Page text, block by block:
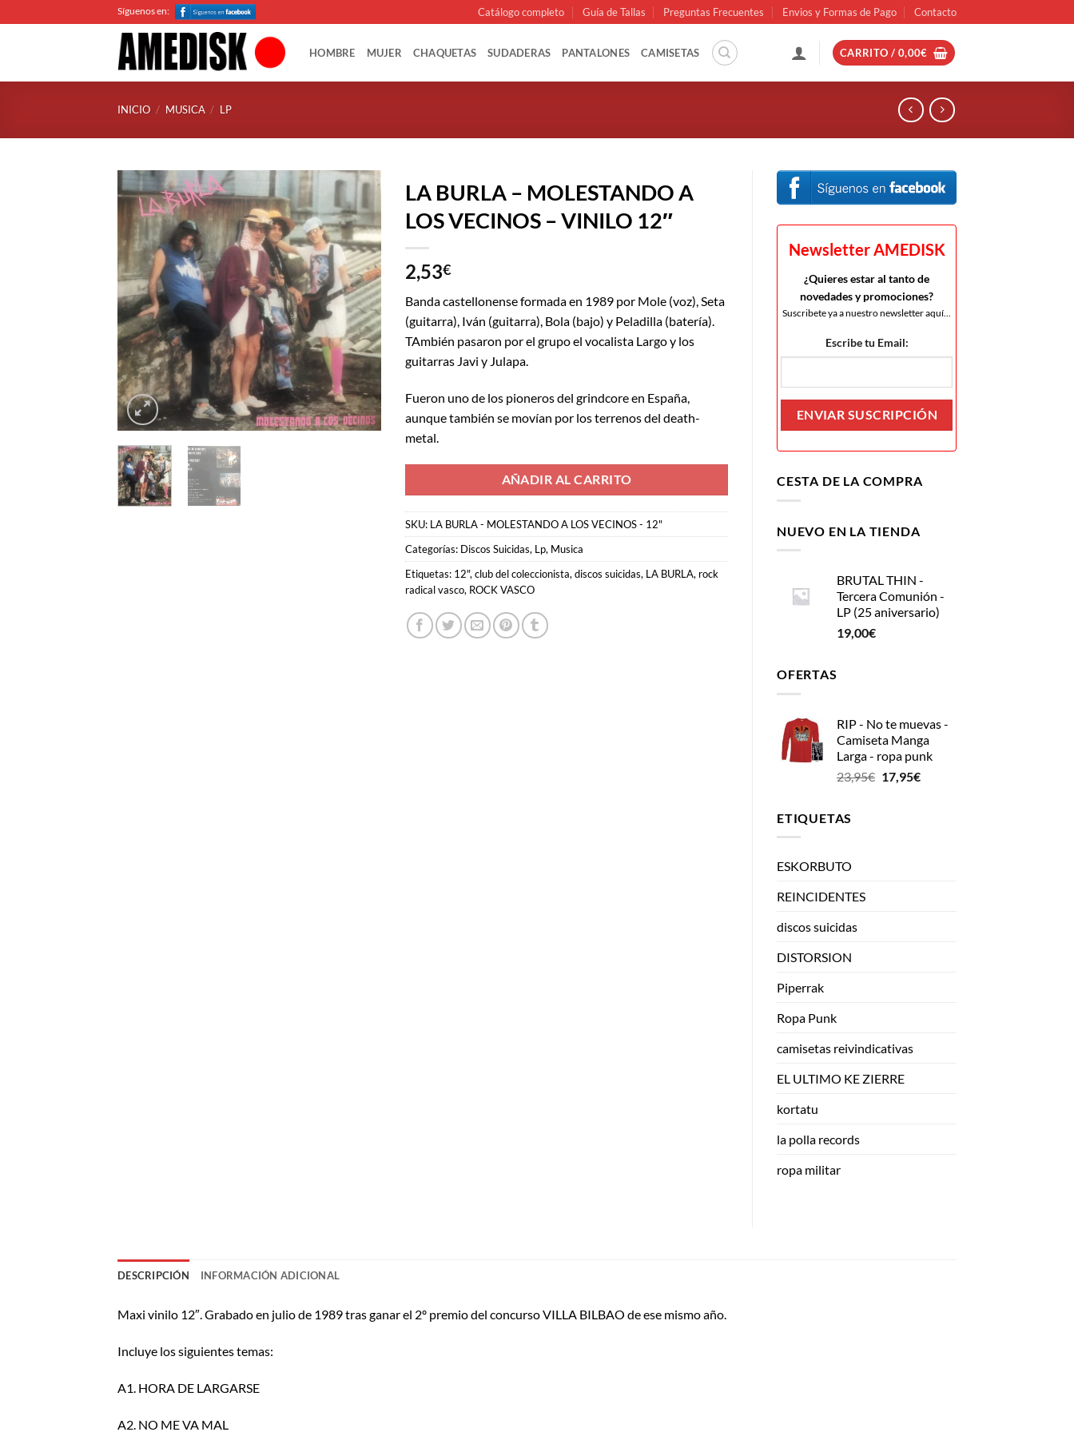
al
Síguenos en: Catálogo completo Guía de Tallas Preguntas Frecuentes Envios y Formas de Pago Contacto
HOMBRE MUJER CHAQUETAS SUDADERAS PANTALONES CAMISETAS CARRITO / 0,00€
INICIO / MUSICA / LP
LA BURLA – MOLESTANDO A
LOS VECINOS – VINILO 12″
2,53€
Banda castellonense formada en 1989 por Mole (voz), Seta
(guitarra), Iván (guitarra), Bola (bajo) y Peladilla (batería).
TAmbién pasaron por el grupo el vocalista Largo y los
guitarras Javi y Julapa.
Fueron uno de los pioneros del grindcore en España,
aunque también se movían por los terrenos del death-
metal.
AÑADIR AL CARRITO
SKU: LA BURLA - MOLESTANDO A LOS VECINOS - 12"
Categorías: Discos Suicidas, Lp, Musica
Etiquetas: 12",club del coleccionista,discos suicidas, LA BURLA, rock
radical vasco, ROCK VASCO
Newsletter AMEDISK
¿Quieres estar al tanto de
novedades y promociones?
Suscribete ya a nuestro newsletter aquí...
Escribe tu Email:
CESTA DE LA COMPRA
NUEVO EN LA TIENDA
BRUTAL THIN -
Tercera Comunión -
LP (25 aniversario)
19,00€
OFERTAS
RIP - No te muevas -
Camiseta Manga
Larga - ropa punk
23,95€ El
17,95€El
ETIQUETAS
ESKORBUTO
REINCIDENTES
discos suicidas
DISTORSION
Piperrak
Ropa Punk
camisetas reivindicativas
EL ULTIMO KE ZIERRE
kortatu
la polla records
ropa militar
DESCRIPCIÓN INFORMACIÓN ADICIONAL
Maxi vinilo 12″. Grabado en julio de 1989 tras ganar el 2º premio del concurso VILLA BILBAO de ese mismo año.
Incluye los siguientes temas:
A1. HORA DE LARGARSE
A2. NO ME VA MAL